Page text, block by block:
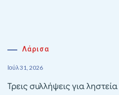
Λάρισα
Ιούλ 31, 2026
Τρεις συλλήψεις για